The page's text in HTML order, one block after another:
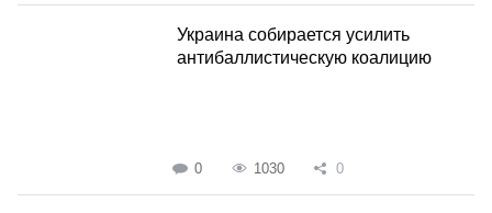
Украина собирается усилить
антибаллистическую коалицию
0 1030 0